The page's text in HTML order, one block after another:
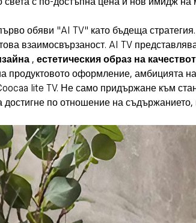
обяви "AI TV" като бъдеща
взаимосвързаност. AI TV
,естетическия образ на
продуктовото оформление, амбицията
lite TV. Не само придържане към
по отношение на